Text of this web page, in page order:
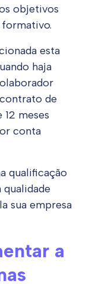
objetivos
esta
haja
de
meses
conta
qualificação
sua empresa
a